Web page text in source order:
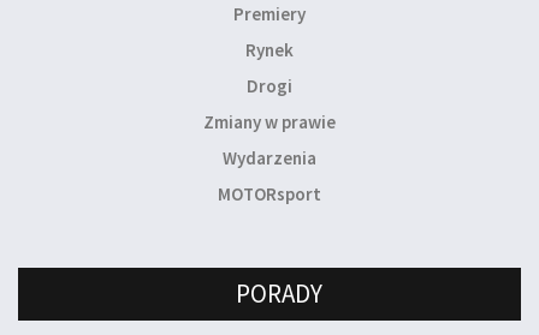
Premiery
Rynek
Drogi
Zmiany w prawie
Wydarzenia
MOTORsport
PORADY